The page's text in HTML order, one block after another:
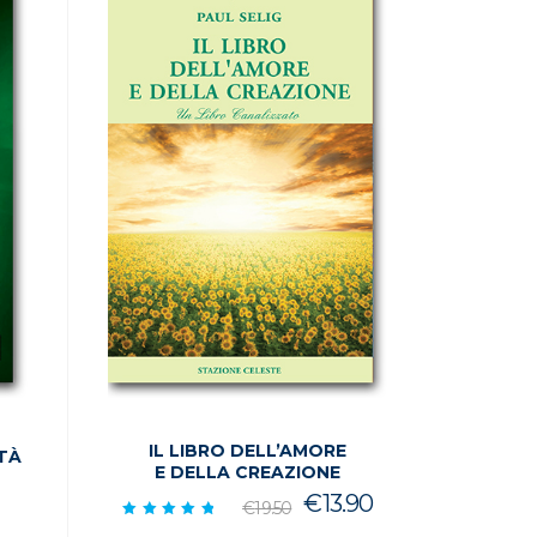
IL LIBRO DELL’AMORE
E DELLA CREAZIONE
€19.50
Il
€13.90Il